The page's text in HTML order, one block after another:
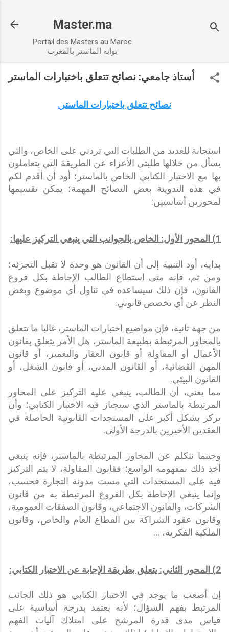
Master.ma
Portail des Masters au Maroc
بوابة الماستر بالمغرب
أستاذ جامعي: نصائح تتعلق باختبارات الماستر
نصائح تتعلق باختبارات الماستر .
استجابة للعديد من الطلبات التي تردني على الخاص، والتي
يسأل من خلالها طلبتي الأعزاء عن الطريقة التي يتعاملون
بها مع الاختبار الكتابي الخاص بالماستر؛ أود أن أقدم لكم
في هذه التدوينة بعض النصائح المهمة؛ يمكن تقسيمها
لمحورين أساسيين:
1) المحور الأول: الخاص بالجوانب التي ينبغي التركيز عليها:
بداية، أود التنبيه إلى أن القانون هو وحدة لا تقبل التجزئة؛
ومن ثم، فإنه متى استطاع الطالب الإحاطة بكل فروع
القانون، فإن ذلك سيساعده في تناول أي موضوع وبغض
النظر عن أي تخصص قانوني.
من جهة ثانية، فإن مواضيع اختبارات الماستر، غالبا ما تتعلق
بالمحاور المرتبطة بطبيعة الماستر، هل الأمر يتعلق بقانون
الأعمال أو المقاولة أو قانون العقار والتعمير، أو قانون
المهن القضائية، أو القانون المدني، أو قانون الشغل، أو
القانون البيئي.
مما يعني، أن الطالب، ينبغي عليه التركيز على المحاور
المرتبطة بالماستر الذي سيجتاز فيه الاختبار الكتابي؛ وأن
يركز بشكل أكبر على المستجدات القانونية الحاصلة في
العقدين الأخيرين بالدرجة الأولى.
وحينما نتكلم عن المحاور المرتبطة بالماستر، فإنه ينبغي
أخذ ذلك بمفهومه الواسع؛ فقانون المقاولة، لا يتم التركيز
فيه على المستجدات التي مست مدونة التجارة فحسب،
وإنما ينبغي الإحاطة بكل الفروع المرتبطة به من قانون
الشركات، والقانون الاجتماعي، وقانون الصفقات العمومية،
وقانون عقود الشراكة بين القطاع العام والخاص، وقانون
الملكية الفكرية، ...
2) المحور الثاني: يتعلق بطريقة الإجابة عن الاختبار الكتابي:
إن أصعب ما يوجد في الاختبار الكتابي هو ذلك الجانب
المرتبط بفهم السؤال؛ لأنه يعتمد بدرجة أساسية على
قياس مدى قدرة المرشح على امتلاك آليات الفهم